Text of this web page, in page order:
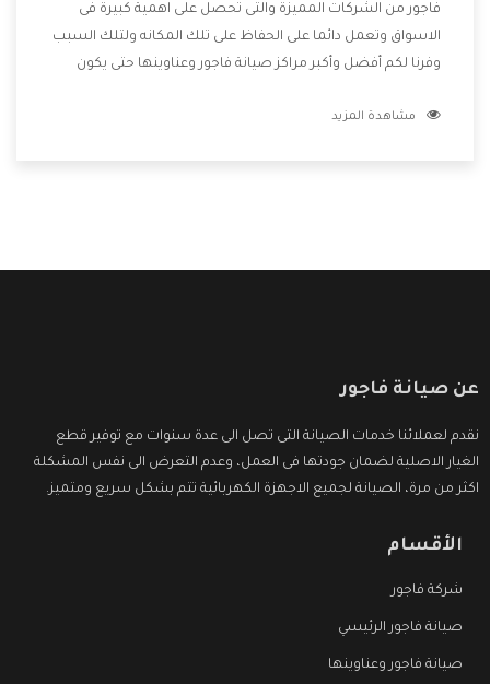
فاجور من الشركات المميزة والتى تحصل على اهمية كبيرة فى
الاسواق وتعمل دائما على الحفاظ على تلك المكانه ولتلك السبب
وفرنا لكم أفضل وأكبر مراكز صيانة فاجور وعناوينها حتى يكون
دون اى ازعاج كما أننا نهتم بكل ما يحتاجه المستهلك لكى نحافظ
مشاهدة المزيد
عن صيانة فاجور
نقدم لعملائنا خدمات الصيانة التى تصل الى عدة سنوات مع توفير قطع
الغيار الاصلية لضمان جودتها فى العمل، وعدم التعرض الى نفس المشكلة
اكثر من مرة، الصيانة لجميع الاجهزة الكهربائية تتم بشكل سريع ومتميز.
الأقسام
شركة فاجور
صيانة فاجور الرئيسي
صيانة فاجور وعناوينها